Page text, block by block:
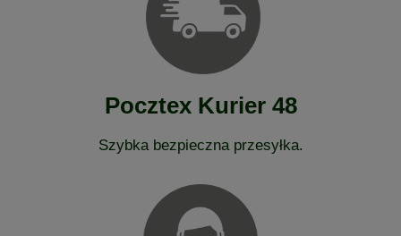
Pocztex Kurier 48
Szybka bezpieczna przesyłka.